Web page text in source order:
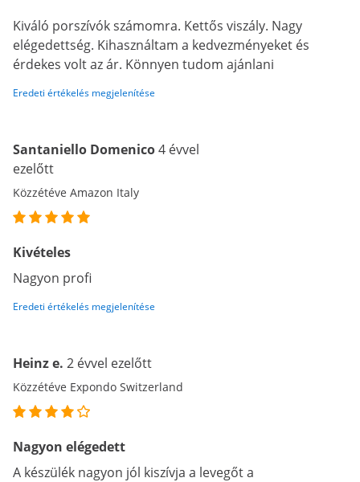
Kiváló porszívók számomra. Kettős viszály. Nagy
elégedettség. Kihasználtam a kedvezményeket és
érdekes volt az ár. Könnyen tudom ajánlani
Eredeti értékelés megjelenítése
Santaniello Domenico4 évvel
ezelőtt
Közzétéve Amazon Italy
Kivételes
Nagyon profi
Eredeti értékelés megjelenítése
Heinz e. 2 évvel ezelőtt
Közzétéve Expondo Switzerland
Nagyon elégedett
A készülék nagyon jól kiszívja a levegőt a